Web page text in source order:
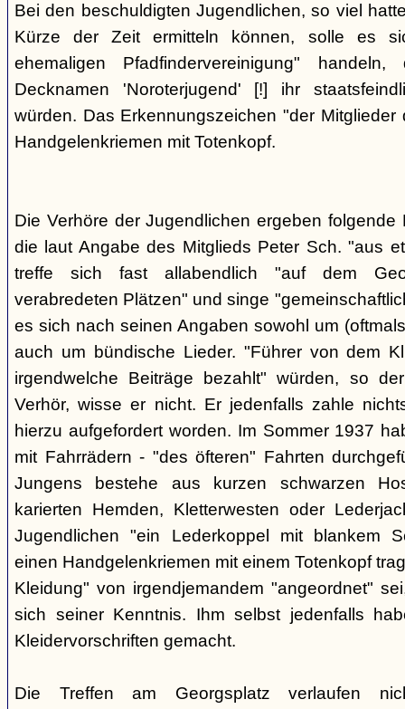
Bei den beschuldigten Jugendlichen, so viel
Kürze der Zeit ermitteln können, solle es
ehemaligen Pfadfindervereinigung"
Decknamen 'Noroterjugend' [!] ihr
würden. Das Erkennungszeichen "der Mitglieder
Handgelenkriemen mit Totenkopf.
Die Verhöre der Jugendlichen ergeben folgende
die laut Angabe des Mitglieds Peter Sch. "aus
treffe sich fast allabendlich "auf dem
verabredeten Plätzen" und singe
es sich nach seinen Angaben sowohl um
auch um bündische Lieder. "Führer von dem
irgendwelche Beiträge bezahlt" würden, so
Verhör, wisse er nicht. Er jedenfalls zahle
hierzu aufgefordert worden. Im Sommer 1937
mit Fahrrädern - "des öfteren" Fahrten
Jungens bestehe aus kurzen schwarzen
karierten Hemden, Kletterwesten oder
Jugendlichen "ein Lederkoppel mit blankem
einen Handgelenkriemen mit einem Totenkopf
Kleidung" von irgendjemandem "angeordnet"
sich seiner Kenntnis. Ihm selbst jedenfalls
Kleidervorschriften gemacht.
Die Treffen am Georgsplatz verlaufen